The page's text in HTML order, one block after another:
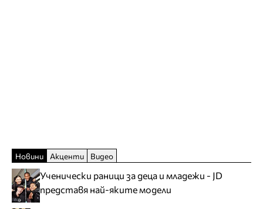
Новини Акценти Видео
Ученически раници за деца и младежи - JD
представя най-яките модели